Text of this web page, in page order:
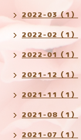
2022-03（1）
2022-02（1）
2022-01（1）
2021-12（1）
2021-11（1）
2021-08（1）
2021-07（1）